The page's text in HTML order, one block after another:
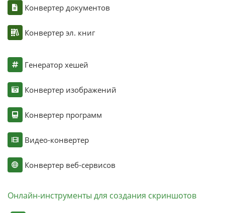
Конвертер документов
Конвертер эл. книг
Генератор хешей
Конвертер изображений
Конвертер программ
Видео-конвертер
Конвертер веб-сервисов
Онлайн-инструменты для создания скриншотов